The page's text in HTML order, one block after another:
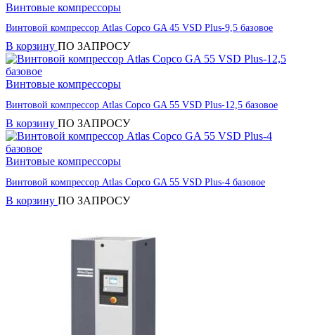
Винтовые компрессоры
Винтовой компрессор Atlas Copco GA 45 VSD Plus-9,5 базовое
В корзину ПО ЗАПРОСУ
Винтовые компрессоры
Винтовой компрессор Atlas Copco GA 55 VSD Plus-12,5 базовое
В корзину ПО ЗАПРОСУ
Винтовые компрессоры
Винтовой компрессор Atlas Copco GA 55 VSD Plus-4 базовое
В корзину ПО ЗАПРОСУ